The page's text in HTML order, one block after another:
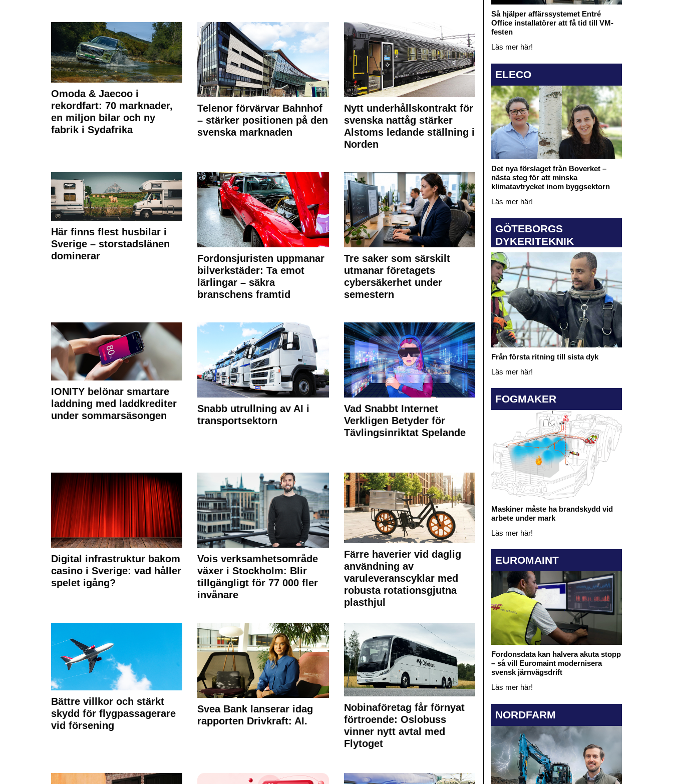
Omoda & Jaecoo i
rekordfart: 70 marknader,
en miljon bilar och ny
fabrik i Sydafrika
Telenor förvärvar Bahnhof
– stärker positionen på den
svenska marknaden
Nytt underhållskontrakt för
svenska nattåg stärker
Alstoms ledande ställning i
Norden
Här finns flest husbilar i
Sverige – storstadslänen
dominerar
Fordonsjuristen uppmanar
bilverkstäder: Ta emot
lärlingar – säkra
branschens framtid
Tre saker som särskilt
utmanar företagets
cybersäkerhet under
semestern
IONITY belönar smartare
laddning med laddkrediter
under sommarsäsongen
Snabb utrullning av AI i
transportsektorn
Vad Snabbt Internet
Verkligen Betyder för
Tävlingsinriktat Spelande
Digital infrastruktur bakom
casino i Sverige: vad håller
spelet igång?
Vois verksamhetsområde
växer i Stockholm: Blir
tillgängligt för 77 000 fler
invånare
Färre haverier vid daglig
användning av
varuleveranscyklar med
robusta rotationsgjutna
plasthjul
Bättre villkor och stärkt
skydd för flygpassagerare
vid försening
Svea Bank lanserar idag
rapporten Drivkraft: AI.
Nobinaföretag får förnyat
förtroende: Oslobuss
vinner nytt avtal med
Flytoget
Så hjälper affärssystemet Entré
Office installatörer att få tid till VM-
festen
Läs mer här!
ELECO
Det nya förslaget från Boverket –
nästa steg för att minska
klimatavtrycket inom byggsektorn
Läs mer här!
GÖTEBORGS
DYKERITEKNIK
Från första ritning till sista dyk
Läs mer här!
FOGMAKER
Maskiner måste ha brandskydd vid
arbete under mark
Läs mer här!
EUROMAINT
Fordonsdata kan halvera akuta stopp
– så vill Euromaint modernisera
svensk järnvägsdrift
Läs mer här!
NORDFARM